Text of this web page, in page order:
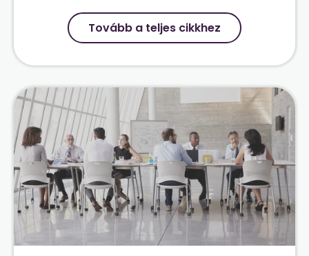
Tovább a teljes cikkhez